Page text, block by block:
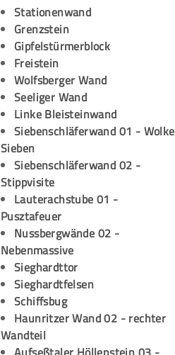
Stationenwand
Grenzstein
Gipfelstürmerblock
Freistein
Wolfsberger Wand
Seeliger Wand
Linke Bleisteinwand
Siebenschläferwand 01 - Wolke
Sieben
Siebenschläferwand 02 -
Stippvisite
Lauterachstube 01 -
Pusztafeuer
Nussbergwände 02 -
Nebenmassive
Sieghardttor
Sieghardtfelsen
Schiffsbug
Haunritzer Wand 02 - rechter
Wandteil